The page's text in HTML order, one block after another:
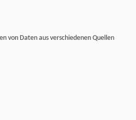
von Daten aus verschiedenen Quellen